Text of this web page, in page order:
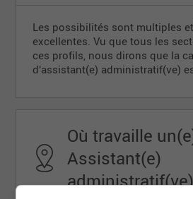
Les possibilités sont multiples
excellentes. Vu que tous les
ces profils, nous dirons que la
d’assistant(e) administratif(ve)
Où travaille
Assistant(e)